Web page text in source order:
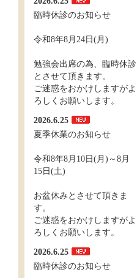
臨時休診のお知らせ
令和8年8月24日(月)
勉強会出席の為、臨時休診
とさせて頂きます。
ご迷惑をおかけしますがよ
ろしくお願いします。
2026.6.25
夏季休業のお知らせ
令和8年8月10日(月)～8月
15日(土)
お盆休みとさせて頂きま
す。
ご迷惑をおかけしますがよ
ろしくお願いします。
2026.6.25
臨時休診のお知らせ